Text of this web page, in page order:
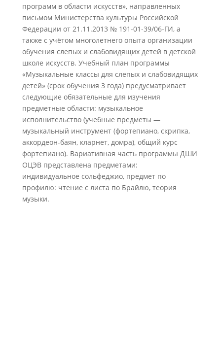
программ в области искусств», направленных
письмом Министерства культуры Российской
Федерации от 21.11.2013 № 191-01-39/06-ГИ, а
также с учётом многолетнего опыта организации
обучения слепых и слабовидящих детей в детской
школе искусств. Учебный план программы
«Музыкальные классы для слепых и слабовидящих
детей» (срок обучения 3 года) предусматривает
следующие обязательные для изучения
предметные области: музыкальное
исполнительство (учебные предметы —
музыкальный инструмент (фортепиано, скрипка,
аккордеон-баян, кларнет, домра), общий курс
фортепиано). Вариативная часть программы ДШИ
ОЦЭВ представлена предметами:
индивидуальное сольфеджио, предмет по
профилю: чтение с листа по Брайлю, теория
музыки.